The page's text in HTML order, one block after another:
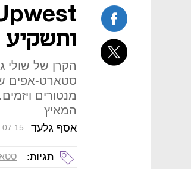
הקרן של שולי
סטארט-אפים
מנטורים
המאיץ
אסף גלעד
תגיות: